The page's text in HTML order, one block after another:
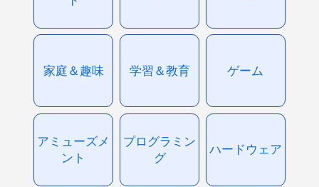
家庭＆趣味 学習＆教育 ゲーム
アミューズメ
ント
プログラミン
グ
ハードウェア